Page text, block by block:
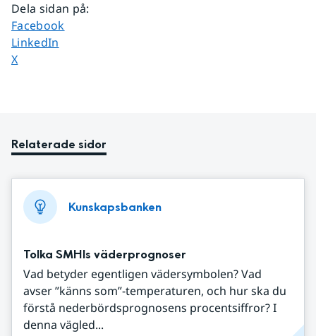
Dela sidan på:
Dela sidan på
Facebook
Dela sidan på
LinkedIn
Dela sidan på
X
Relaterade sidor
Kunskapsbanken
Tolka SMHIs väderprognoser
Vad betyder egentligen vädersymbolen? Vad
avser ”känns som”-temperaturen, och hur ska du
förstå nederbördsprognosens procentsiffror? I
denna vägled...